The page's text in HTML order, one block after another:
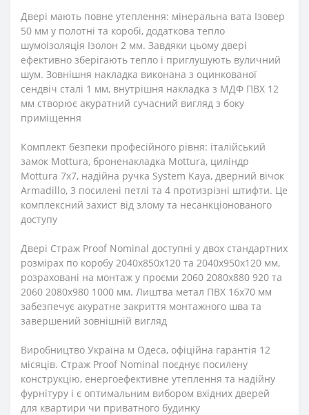
Двері мають повне утеплення: мінеральна вата Ізовер
50 мм у полотні та коробі, додаткова тепло
шумоізоляція Ізолон 2 мм. Завдяки цьому двері
ефективно зберігають тепло і приглушують вуличний
шум. Зовнішня накладка виконана з оцинкованої
сендвіч сталі 1 мм, внутрішня накладка з МДФ ПВХ 12
мм створює акуратний сучасний вигляд з боку
приміщення
Комплект безпеки професійного рівня: італійський
замок Mottura, броненакладка Mottura, циліндр
Mottura 7x7, надійна ручка System Kaya, дверний вічок
Armadillo, 3 посилені петлі та 4 протизрізні штифти. Це
комплексний захист від злому та несанкціонованого
доступу
Двері Страж Proof Nominal доступні у двох стандартних
розмірах по коробу 2040x850x120 та 2040x950x120 мм,
розраховані на монтаж у проєми 2060 2080x880 920 та
2060 2080x980 1000 мм. Лиштва метал ПВХ 16x70 мм
забезпечує акуратне закриття монтажного шва та
завершений зовнішній вигляд
Виробництво Україна м Одеса, офіційна гарантія 12
місяців. Страж Proof Nominal поєднує посилену
конструкцію, енергоефективне утеплення та надійну
фурнітуру і є оптимальним вибором вхідних дверей
для квартири чи приватного будинку